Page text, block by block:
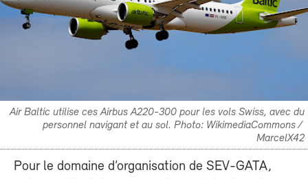
Air Baltic utilise ces Airbus A220-300 pour les vols Swiss, avec du
personnel navigant et au sol. Photo: WikimediaCommons /
MarcelX42
Pour le domaine d’organisation de SEV-GATA,